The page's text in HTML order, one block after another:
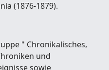
(1876-1879).
" Chronikalisches,
und
sowie